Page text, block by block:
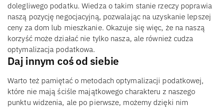
dolegliwego podatku. Wiedza o takim stanie rzeczy poprawia
naszą pozycję negocjacyjną, pozwalając na uzyskanie lepszej
ceny za dom lub mieszkanie. Okazuje się więc, że na naszą
korzyść może działać nie tylko nasza, ale również cudza
optymalizacja podatkowa.
Daj innym coś od siebie
Warto też pamiętać o metodach optymalizacji podatkowej,
które nie mają ściśle majątkowego charakteru z naszego
punktu widzenia, ale po pierwsze, możemy dzięki nim